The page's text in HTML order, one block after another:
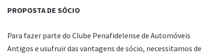
PROPOSTA DE SÓCIO
Para fazer parte do Clube Penafidelense de Automóveis
Antigos e usufruir das vantagens de sócio, necessitamos de